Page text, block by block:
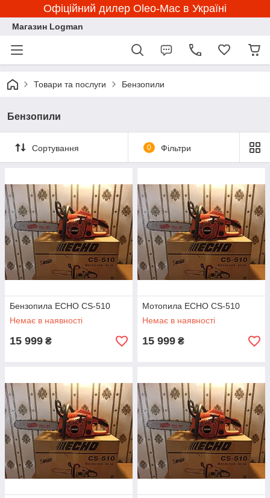
Офіційний дилер Oleo-Mac в Україні
Магазин Logman
Товари та послуги Бензопили
Бензопили
Сортування 0 Фільтри
Бензопила ECHO CS-510
Немає в наявності
15 999 ₴
Мотопила ECHO CS-510
Немає в наявності
15 999 ₴